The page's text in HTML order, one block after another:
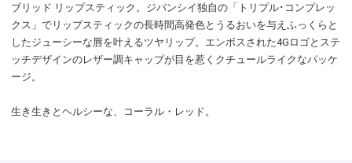
ブリッド リップスティック。ジバンシイ独自の「トリプル･コンプレッ
クス」でリップスティックの長時間高発色とうるおいを与えふっくらと
したジューシーな唇を叶えるツヤリップ。エンボスされた4Gロゴとステ
ッチデザインのレザー調キャップが目を惹くクチュールライクなパッケ
ージ。
生き生きとヘルシーな、コーラル・レッド。